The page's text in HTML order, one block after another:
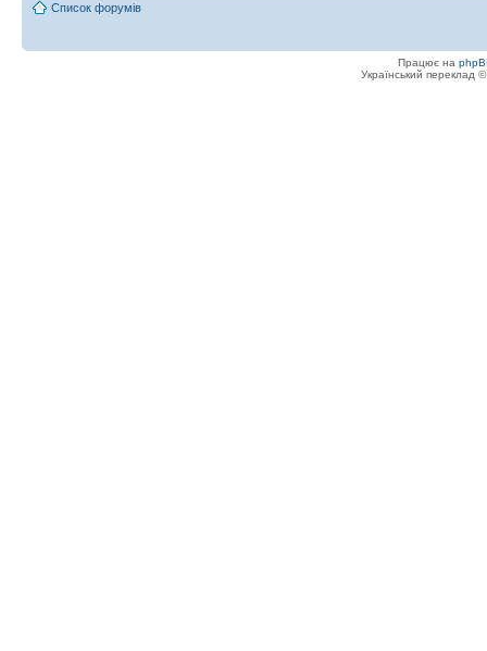
Список форумів
Працює на
Український переклад